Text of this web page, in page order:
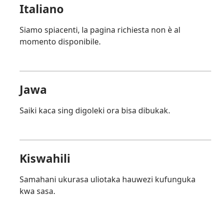
Italiano
Siamo spiacenti, la pagina richiesta non è al
momento disponibile.
Jawa
Saiki kaca sing digoleki ora bisa dibukak.
Kiswahili
Samahani ukurasa uliotaka hauwezi kufunguka
kwa sasa.